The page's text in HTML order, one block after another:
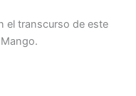
el transcurso de este